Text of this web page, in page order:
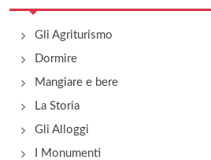
Gli Agriturismo
Dormire
Mangiare e bere
La Storia
Gli Alloggi
I Monumenti